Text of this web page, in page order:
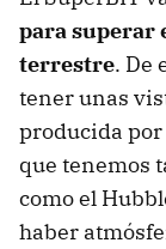
para superar
terrestre. De
tener unas
producida por
que tenemos
como el
haber